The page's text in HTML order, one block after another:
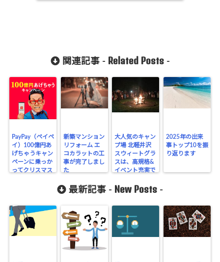
関連記事 - Related Posts-
PayPay（ペイペ
イ）100億円あ
げちゃうキャン
ペーンに乗っか
ってクリスマス
新築マンション
リフォーム エ
コカラットの工
事が完了しまし
た
大人気のキャン
プ場 北軽井沢
スウィートグラ
スは、高規格&
イベント充実で
（9/15〜17）
2025年の出来
事トップ10を振
り返ります
最新記事 - New Posts -